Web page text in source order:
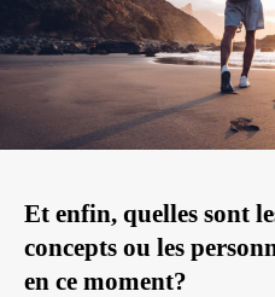
Et enfin, quelles sont
concepts ou les
en ce moment?